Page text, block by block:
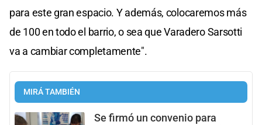
para este gran espacio. Y además, colocaremos más
de 100 en todo el barrio, o sea que Varadero Sarsotti
va a cambiar completamente".
MIRÁ TAMBIÉN
Se firmó un convenio para